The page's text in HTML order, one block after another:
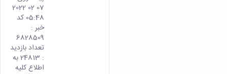
07 02 2022
05:48 کد
خبر :
6828509
تعداد بازدید
: 24813 به
اطلاع کلیه